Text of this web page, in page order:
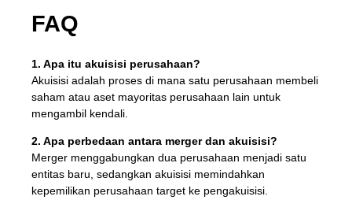
FAQ
1. Apa itu akuisisi perusahaan?
Akuisisi adalah proses di mana satu perusahaan membeli
saham atau aset mayoritas perusahaan lain untuk
mengambil kendali.
2. Apa perbedaan antara merger dan akuisisi?
Merger menggabungkan dua perusahaan menjadi satu
entitas baru, sedangkan akuisisi memindahkan
kepemilikan perusahaan target ke pengakuisisi.